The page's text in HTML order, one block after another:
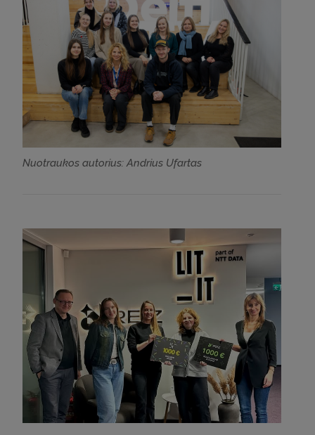
Nuotraukos autorius: Andrius Ufartas